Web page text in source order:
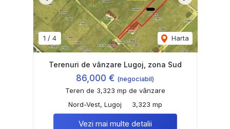
1 / 4 Harta
Terenuri de vânzare Lugoj, zona Sud
86,000 € (negociabil)
Teren de 3,323 mp de vânzare
Nord-Vest, Lugoj
3,323 mp
Vezi mai multe detalii